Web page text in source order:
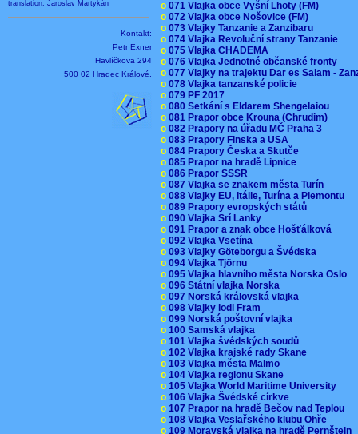
translation: Jaroslav Martykán
Kontakt:
Petr Exner
Havlíčkova 294
500 02 Hradec Králové.
o 071 Vlajka obce Vyšní Lhoty (FM)
o 072 Vlajka obce Nošovice (FM)
o 073 Vlajky Tanzanie a Zanzibaru
o 074 Vlajka Revoluční strany Tanzanie
o 075 Vlajka CHADEMA
o 076 Vlajka Jednotné občanské fronty
o 077 Vlajky na trajektu Dar es Salam -
o 078 Vlajka tanzanské policie
o 079 PF 2017
o 080 Setkání s Eldarem Shengelaiou
o 081 Prapor obce Krouna (Chrudim)
o 082 Prapory na úřadu MČ Praha 3
o 083 Prapory Finska a USA
o 084 Prapory Česka a Skutče
o 085 Prapor na hradě Lipnice
o 086 Prapor SSSR
o 087 Vlajka se znakem města Turín
o 088 Vlajky EU, Itálie, Turína a Piemontu
o 089 Prapory evropských států
o 090 Vlajka Srí Lanky
o 091 Prapor a znak obce Hošťálková
o 092 Vlajka Vsetína
o 093 Vlajky Göteborgu a Švédska
o 094 Vlajka Tjörnu
o 095 Vlajka hlavního města Norska Oslo
o 096 Státní vlajka Norska
o 097 Norská královská vlajka
o 098 Vlajky lodi Fram
o 099 Norská poštovní vlajka
o 100 Samská vlajka
o 101 Vlajka švédských soudů
o 102 Vlajka krajské rady Skane
o 103 Vlajka města Malmö
o 104 Vlajka regionu Skane
o 105 Vlajka World Maritime University
o 106 Vlajka Švédské církve
o 107 Prapor na hradě Bečov nad Teplou
o 108 Vlajka Veslařského klubu Ohře
o 109 Moravská vlajka na hradě Pernštejn